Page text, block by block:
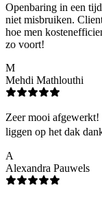
Openbaring in een
niet misbruiken.
hoe men
zo voort!
M
Mehdi Mathlouthi
Zeer mooi
liggen op het dak
A
Alexandra Pauwels